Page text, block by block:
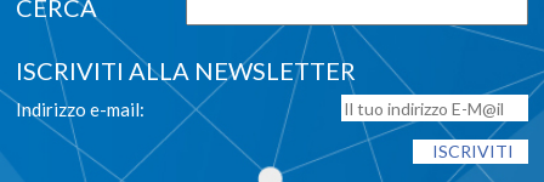
ISCRIVITI ALLA NEWSLETTER
Indirizzo e-mail: